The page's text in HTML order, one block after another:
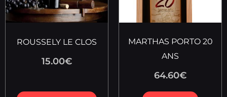
ROUSSELY LE CLOS
15.00€
MARTHAS PORTO 20
ANS
64.60€